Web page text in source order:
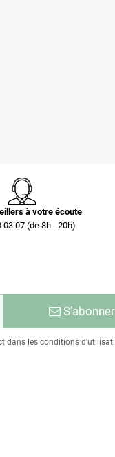
à votre écoute
03 07 (de 8h - 20h)
S’abonner
dans les conditions